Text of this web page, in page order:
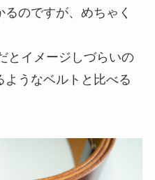
のですが、めちゃく
とイメージしづらいの
うなベルトと比べる